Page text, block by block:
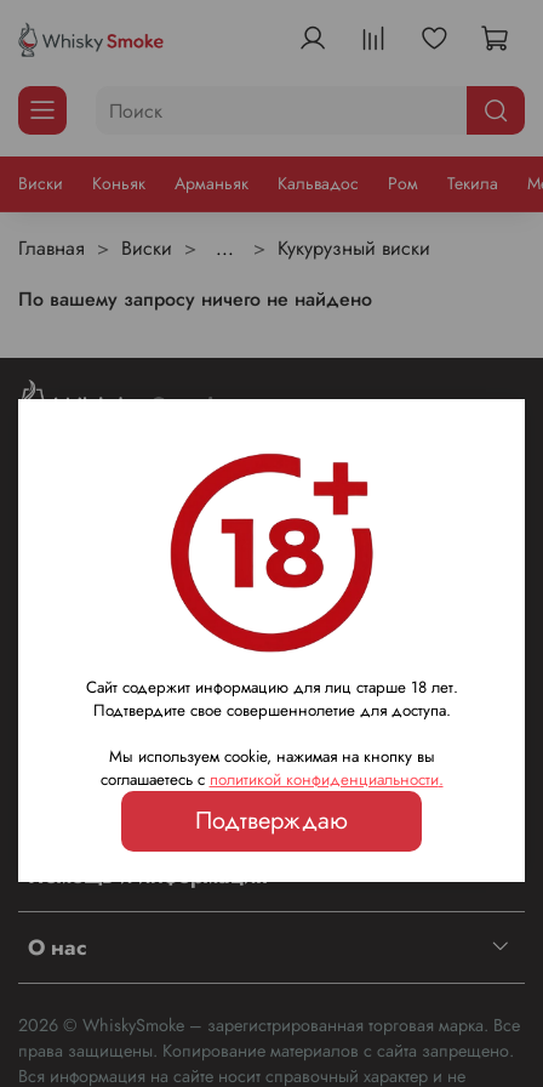
Виски Коньяк Арманьяк Кальвадос Ром Текила
Главная Виски ...
Кукурузный виски
По вашему запросу ничего не найдено
Покупателям
Помощь и информация
О нас
г Москва, Кутузовский пр-кт, д 35
2026 © WhiskySmoke – зарегистрированная торговая марка. Все
права защищены. Копирование материалов с сайта запрещено.
Вся информация на сайте носит справочный характер и не
Сайт содержит информацию для лиц старше 18 лет.
Подтвердите свое совершеннолетие для доступа.
Мы используем cookie, нажимая на кнопку вы
соглашаетесь с политикой конфиденциальности.
Подтверждаю